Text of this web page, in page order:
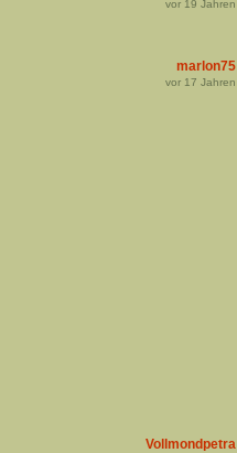
vor 19 Jahren
marlon75
vor 17 Jahren
Vollmondpetra